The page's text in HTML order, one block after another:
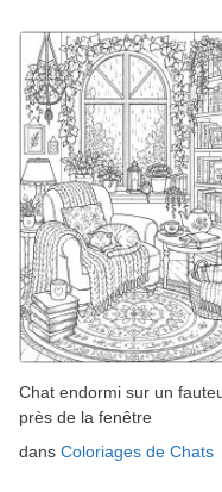
Chat endormi sur un
près de la fenêtre
dans Coloriages de Chats